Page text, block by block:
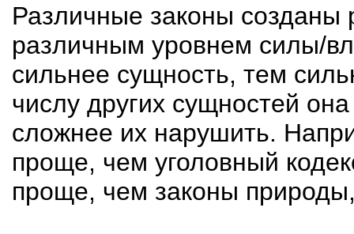
Различные законы
различным уровнем силы/
сильнее сущность, тем
числу других сущностей
сложнее их нарушить.
проще, чем уголовный
проще, чем законы